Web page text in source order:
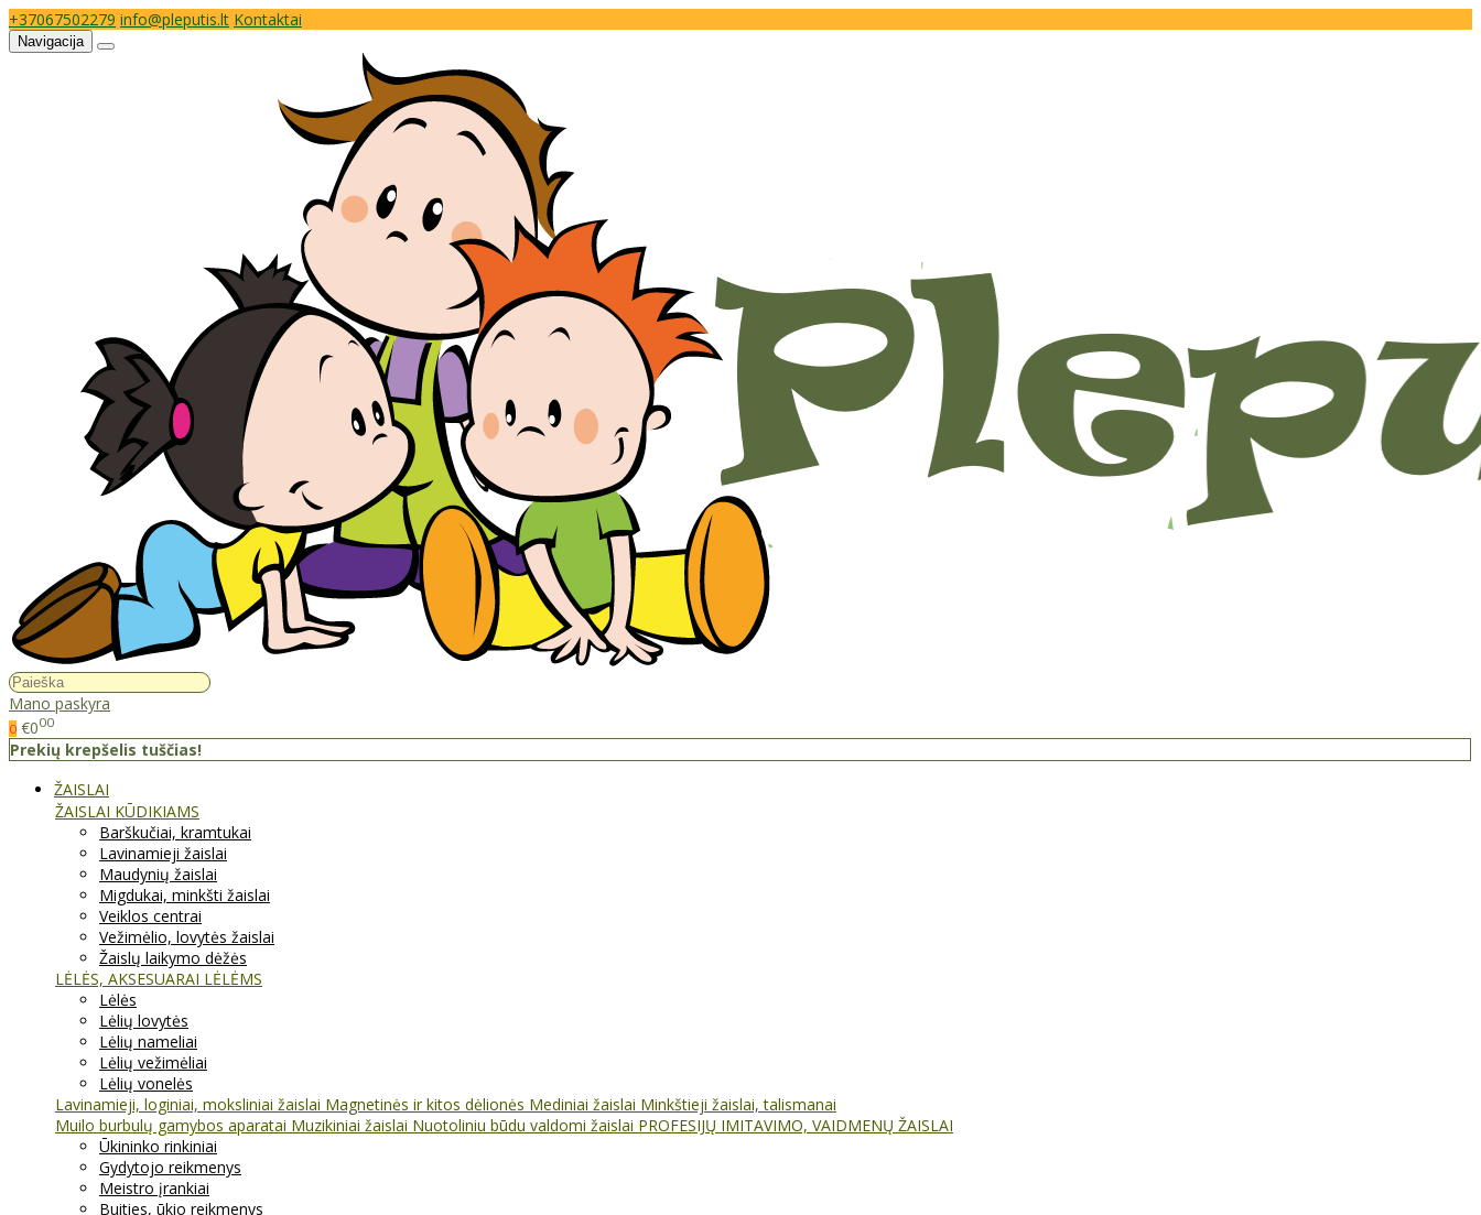
+37067502279 info@pleputis.lt Kontaktai
Navigacija
Mano paskyra
0 €000
Prekių krepšelis tuščias!
ŽAISLAI
ŽAISLAI KŪDIKIAMS
Barškučiai, kramtukai
Lavinamieji žaislai
Maudynių žaislai
Migdukai, minkšti žaislai
Veiklos centrai
Vežimėlio, lovytės žaislai
Žaislų laikymo dėžės
LĖLĖS, AKSESUARAI LĖLĖMS
Lėlės
Lėlių lovytės
Lėlių nameliai
Lėlių vežimėliai
Lėlių vonelės
Lavinamieji, loginiai, moksliniai žaislai Magnetinės ir kitos dėlionės Mediniai žaislai Minkštieji žaislai, talismanai
Muilo burbulų gamybos aparatai Muzikiniai žaislai Nuotoliniu būdu valdomi žaislai PROFESIJŲ IMITAVIMO, VAIDMENŲ ŽAISLAI
Ūkininko rinkiniai
Gydytojo reikmenys
Meistro įrankiai
Buities, ūkio reikmenys